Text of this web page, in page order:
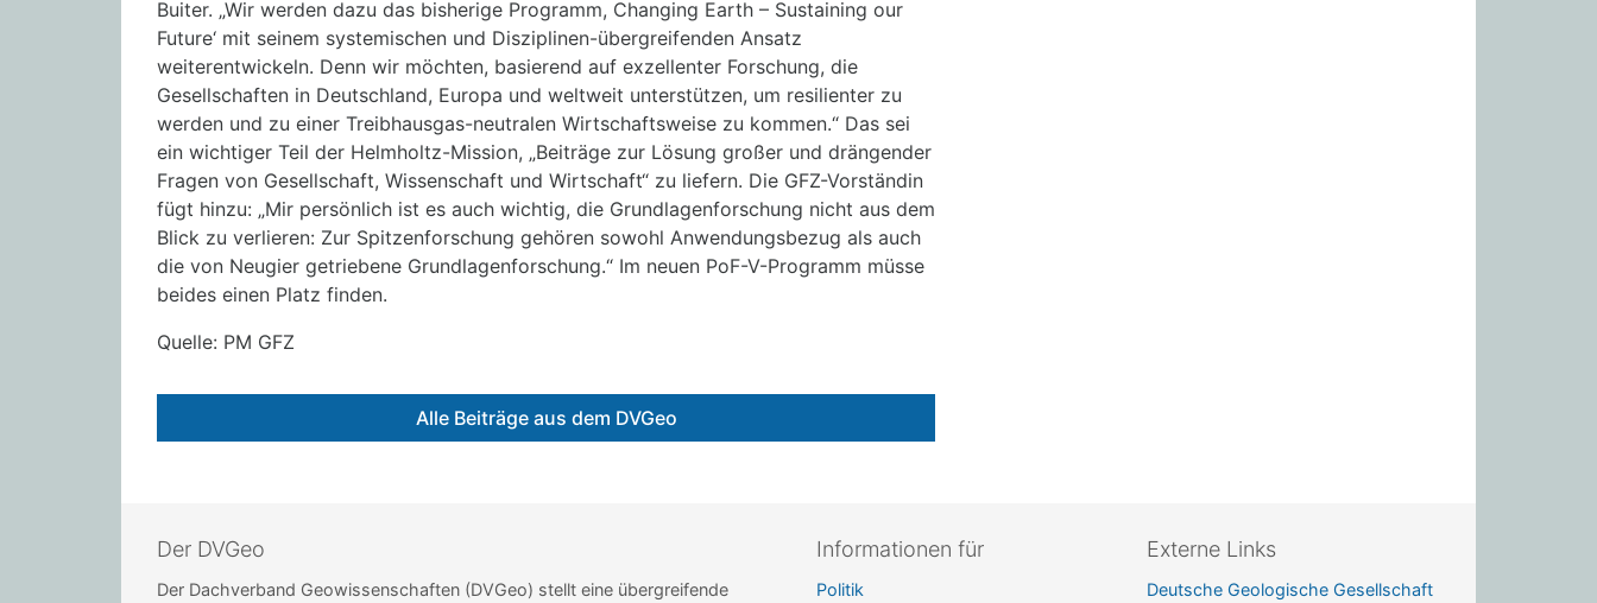
Buiter. „Wir werden dazu das bisherige Programm, Changing Earth – Sustaining our
Future‘ mit seinem systemischen und Disziplinen-übergreifenden Ansatz
weiterentwickeln. Denn wir möchten, basierend auf exzellenter Forschung, die
Gesellschaften in Deutschland, Europa und weltweit unterstützen, um resilienter zu
werden und zu einer Treibhausgas-neutralen Wirtschaftsweise zu kommen.“ Das sei
ein wichtiger Teil der Helmholtz-Mission, „Beiträge zur Lösung großer und drängender
Fragen von Gesellschaft, Wissenschaft und Wirtschaft“ zu liefern. Die GFZ-Vorständin
fügt hinzu: „Mir persönlich ist es auch wichtig, die Grundlagenforschung nicht aus dem
Blick zu verlieren: Zur Spitzenforschung gehören sowohl Anwendungsbezug als auch
die von Neugier getriebene Grundlagenforschung.“ Im neuen PoF-V-Programm müsse
beides einen Platz finden.
Quelle: PM GFZ
Alle Beiträge aus dem DVGeo
Der DVGeo
Der Dachverband Geowissenschaften (DVGeo) stellt eine übergreifende
Informationen für
Politik
Externe Links
Deutsche Geologische Gesellschaft